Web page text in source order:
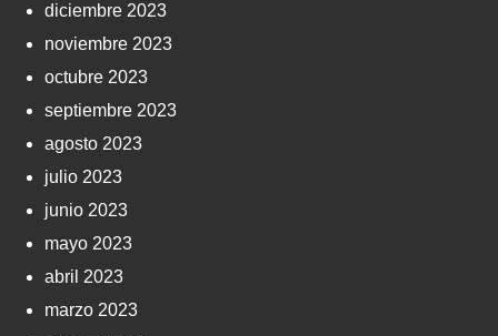
diciembre 2023
noviembre 2023
octubre 2023
septiembre 2023
agosto 2023
julio 2023
junio 2023
mayo 2023
abril 2023
marzo 2023